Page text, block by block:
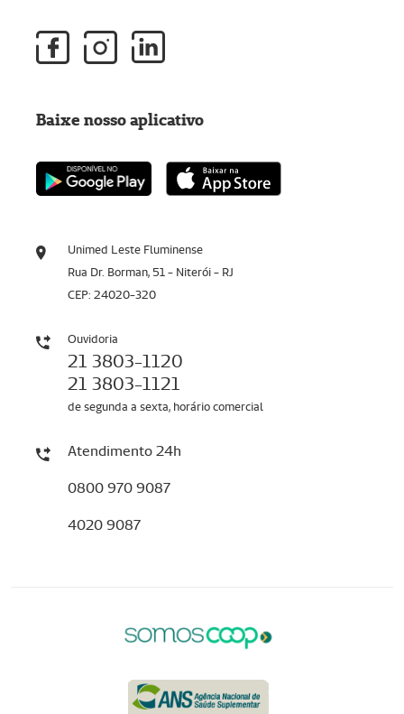
Unimed Leste Fluminense
Rua Dr. Borman, 51 - Niterói - RJ
CEP: 24020-320
Ouvidoria
21 3803-1120
21 3803-1121
de segunda a sexta, horário comercial
Atendimento 24h
0800 970 9087
4020 9087
Baixe nosso aplicativo